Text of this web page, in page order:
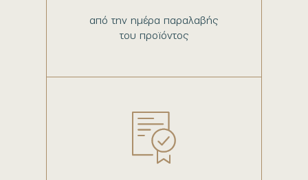
από την ημέρα παραλαβής
του προϊόντος